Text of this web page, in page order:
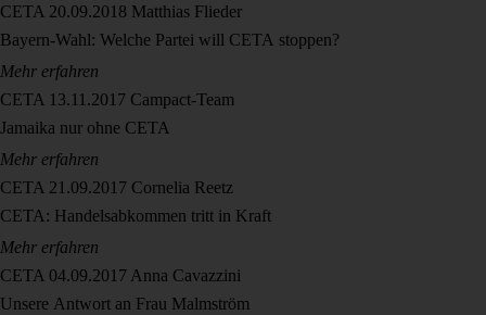
CETA 20.09.2018 Matthias Flieder
Bayern-Wahl: Welche Partei will CETA stoppen?
Mehr erfahren
CETA 13.11.2017 Campact-Team
Jamaika nur ohne CETA
Mehr erfahren
CETA 21.09.2017 Cornelia Reetz
CETA: Handelsabkommen tritt in Kraft
Mehr erfahren
CETA 04.09.2017 Anna Cavazzini
Unsere Antwort an Frau Malmström